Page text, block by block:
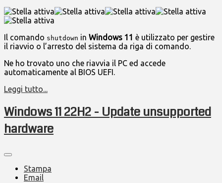
Il comando shutdown in Windows 11 è utilizzato per gestire
il riavvio o l’arresto del sistema da riga di comando.
Ne ho trovato uno che riavvia il PC ed accede
automaticamente al BIOS UEFI.
Leggi tutto...
Windows 11 22H2 - Update unsupported
hardware
Stampa
Email